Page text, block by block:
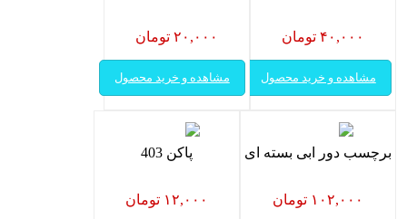
۴۰,۰۰۰ تومان
مشاهده و خرید محصول
۲۰,۰۰۰ تومان
مشاهده و خرید محصول
برچسب دور ابی بسته ای
۱۰۲,۰۰۰ تومان
پاکن 403
۱۲,۰۰۰ تومان